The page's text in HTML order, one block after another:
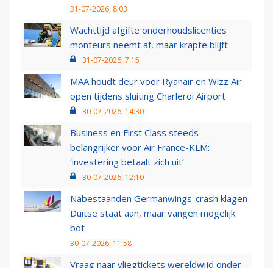
31-07-2026, 8:03
Wachttijd afgifte onderhoudslicenties
monteurs neemt af, maar krapte blijft
31-07-2026, 7:15
MAA houdt deur voor Ryanair en Wizz Air
open tijdens sluiting Charleroi Airport
30-07-2026, 14:30
Business en First Class steeds
belangrijker voor Air France-KLM:
‘investering betaalt zich uit’
30-07-2026, 12:10
Nabestaanden Germanwings-crash klagen
Duitse staat aan, maar vangen mogelijk
bot
30-07-2026, 11:58
Vraag naar vliegtickets wereldwijd onder